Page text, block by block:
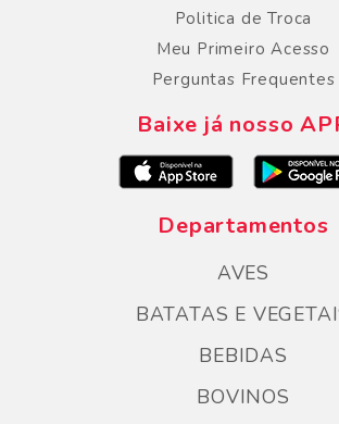
Politica de Troca
Meu Primeiro Acesso
Perguntas Frequentes
Baixe já nosso
Departamentos
AVES
BATATAS E
BEBIDAS
BOVINOS